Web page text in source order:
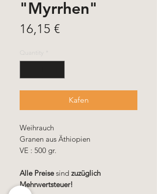
"Myrrhen"
16,15 €Price
Quantity
Kafen
Weihrauch
Granen aus Äthiopien
VE : 500 gr.
Alle Preisesind zuzüglich
Mehrwertsteuer!